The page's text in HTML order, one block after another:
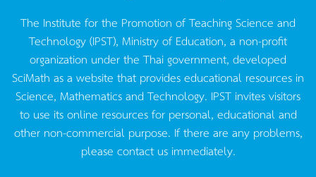
The Institute for the Promotion of Teaching Science and
Technology (IPST), Ministry of Education, a non-profit
organization under the Thai government, developed
SciMath as a website that provides educational resources in
Science, Mathematics and Technology. IPST invites visitors
to use its online resources for personal, educational and
other non-commercial purpose. If there are any problems,
please contact us immediately.